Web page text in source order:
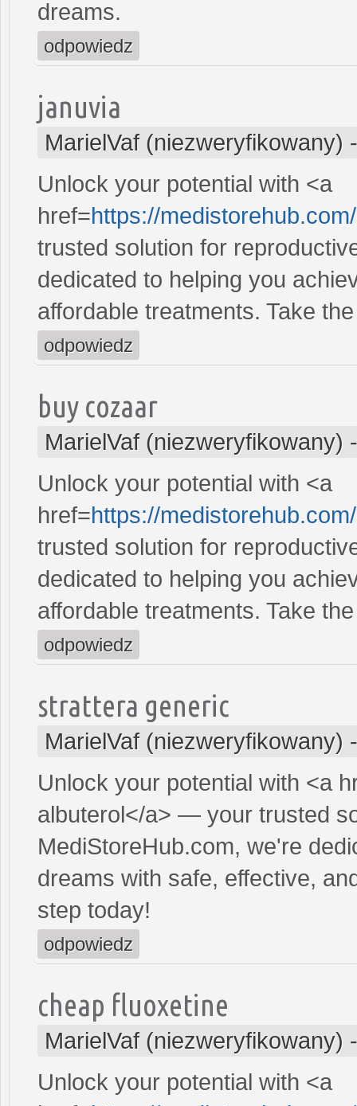
dreams.
odpowiedz
januvia
MarielVaf (niezweryfikowany)
Unlock your potential with <a
href=https://
trusted solution for
dedicated to helping you
affordable treatments. Take
odpowiedz
buy cozaar
MarielVaf (niezweryfikowany)
Unlock your potential with <a
href=https://
trusted solution for
dedicated to helping you
affordable treatments. Take
odpowiedz
strattera generic
MarielVaf (niezweryfikowany)
Unlock your potential with <a
albuterol</a> — your trusted
MediStoreHub.com, we're
dreams with safe, effective,
step today!
odpowiedz
cheap fluoxetine
MarielVaf (niezweryfikowany)
Unlock your potential with <a